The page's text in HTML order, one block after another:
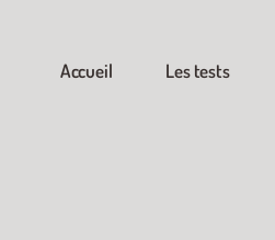
Accueil Les tests